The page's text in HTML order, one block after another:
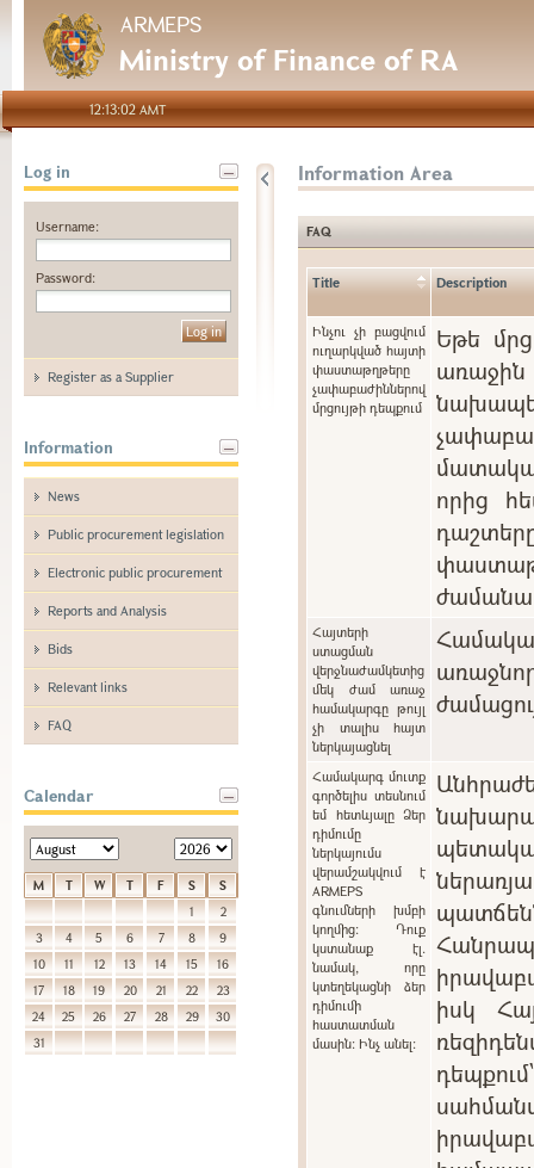
ARMEPS
Ministry of Finance of RA
12:13:02 AMT
Log in
Username:
Password:
Register as a Supplier
Information
News
Public procurement legislation
Electronic public procurement
Reports and Analysis
Bids
Relevant links
FAQ
Calendar
M T W T F S
S
1
2
3
4 5 6 7 8
9
10
11 12 13 14 15
16
17
18 19 20 21 22
23
24
25 26 27 28 29
30
31
Information Area
FAQ
Title Description
Ինչու չի բացվում
ուղարկված հայտի
փաստաթղթերը
չափաբաժիններով
մրցույթի դեպքում
Եթե
առաջին
որից
Հայտերի
ստացման
վերջնաժամկետից
մեկ ժամ առաջ
համակարգը թույլ
չի տալիս հայտ
ներկայացնել
Համակարգ մուտք
գործելիս տեսնում
եմ հետևյալը Ձեր
դիմումը
ներկայումս
վերամշակվում է
ARMEPS
գնումների խմբի
կողմից: Դուք
կստանաք էլ.
նամակ, որը
կտեղեկացնի ձեր
դիմումի
հաստատման
մասին: Ինչ անել:
իսկ